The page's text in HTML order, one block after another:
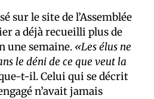
sur le site de l’Assemblée
a déjà recueilli plus de
une semaine. «Les élus ne
le déni de ce que veut la
t-il. Celui qui se décrit
n’avait jamais